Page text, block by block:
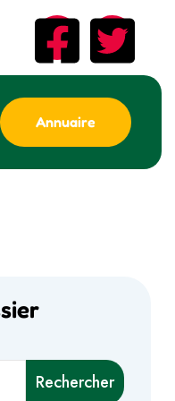
Annuaire
Rechercher